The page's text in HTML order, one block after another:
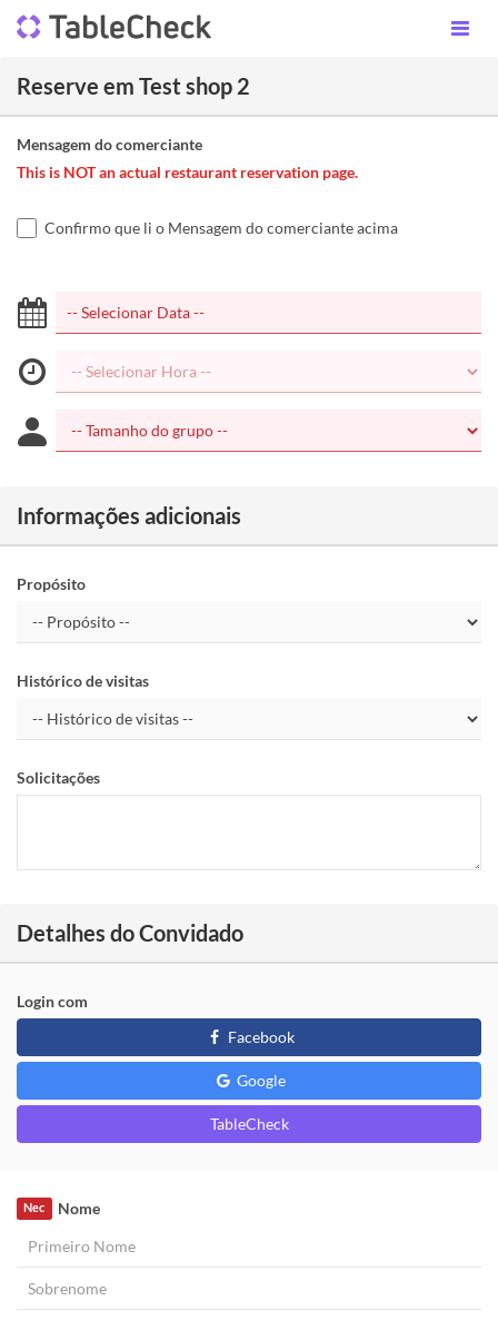
Reserve em Test shop 2
Mensagem do comerciante
This is NOT an actual restaurant reservation page.
Confirmo que li o Mensagem do comerciante acima
Informações adicionais
Propósito
Histórico de visitas
Solicitações
Detalhes do Convidado
Login com
Facebook
Google
TableCheck
Nome
Nec